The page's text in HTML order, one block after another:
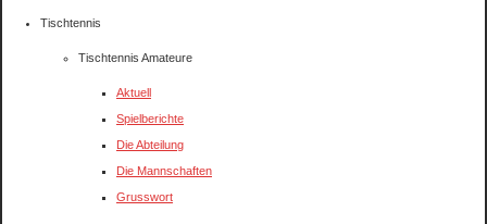
Tischtennis
Tischtennis Amateure
Aktuell
Spielberichte
Die Abteilung
Die Mannschaften
Grusswort